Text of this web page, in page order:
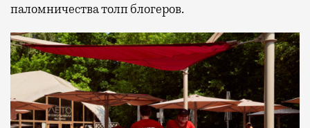
паломничества толп блогеров.